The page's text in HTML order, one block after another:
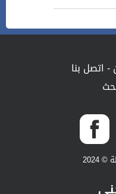
- اتصل بنا